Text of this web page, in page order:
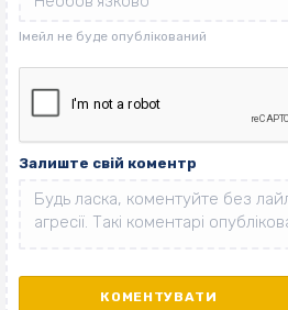
Залиште свій коментр